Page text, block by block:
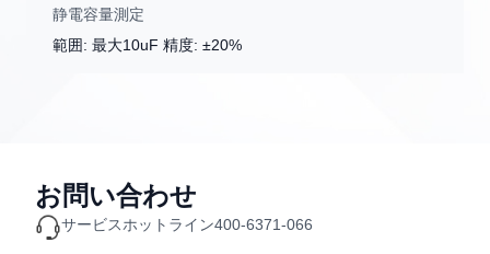
静電容量測定
範囲: 最大10uF 精度: ±20%
お問い合わせ
サービスホットライン400-6371-066